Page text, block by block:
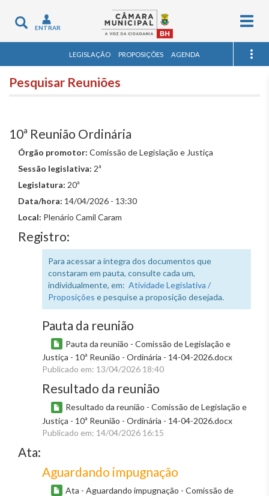
Toggle
navigation
ENTRAR
LEGISLAÇÃO PROPOSIÇÕES AGENDA
Pesquisar Reuniões
10ª Reunião Ordinária
Órgão promotor: Comissão de Legislação e Justiça
Sessão legislativa: 2ª
Legislatura: 20ª
Data/hora: 14/04/2026 - 13:30
Local: Plenário Camil Caram
Registro:
Para acessar a íntegra dos documentos que
constaram em pauta, consulte cada um,
individualmente, em: Atividade Legislativa /
Proposições e pesquise a proposição desejada.
Pauta da reunião
Pauta da reunião - Comissão de Legislação e
Justiça - 10ª Reunião - Ordinária - 14-04-2026.docx
Publicado em: 13/04/2026 18:40
Resultado da reunião
Resultado da reunião - Comissão de Legislação e
Justiça - 10ª Reunião - Ordinária - 14-04-2026.docx
Publicado em: 14/04/2026 16:15
Ata:
Aguardando impugnação
Ata - Aguardando impugnação - Comissão de